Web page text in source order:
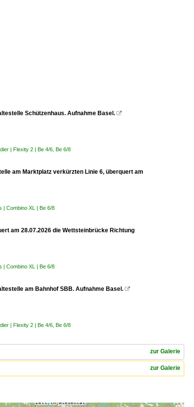
Schützenhaus. Aufnahme Basel. 
| Flexity 2 | Be 4/6, Be 6/8
am Marktplatz verkürzten Linie 6, überquert am
| Combino XL | Be 6/8
am 28.07.2026 die Wettsteinbrücke Richtung
| Combino XL | Be 6/8
am Bahnhof SBB. Aufnahme Basel. 
| Flexity 2 | Be 4/6, Be 6/8
zur Galerie
zur Galerie